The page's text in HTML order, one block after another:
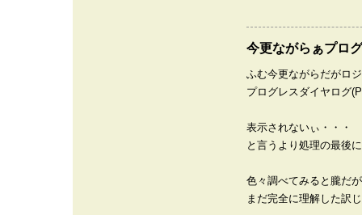
今更ながらぁプロ
ふむ今更ながらだがロ
プログレスダイヤログ
表示されないぃ・・・
と言うより処理の最後
色々調べてみると朧だ
まだ完全に理解した訳